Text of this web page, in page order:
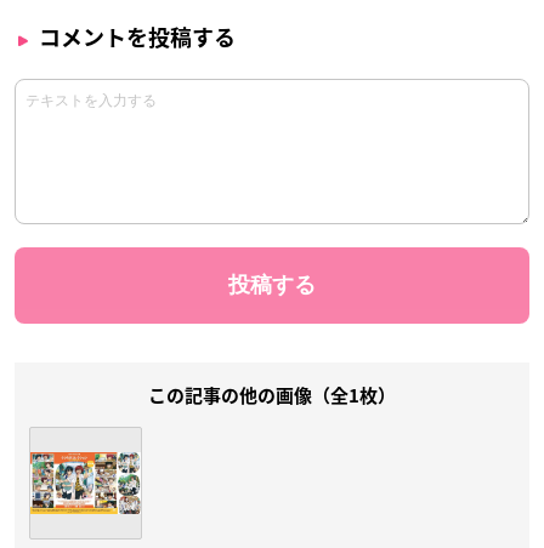
コメントを投稿する
この記事の他の画像（全1枚）